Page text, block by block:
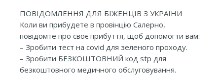
ПОВІДОМЛЕННЯ ДЛЯ БІЖЕНЦІВ З УКРАЇНИ
Коли ви прибудете в провінцію Салерно,
повідомте про своє прибуття, щоб допомогти вам:
– Зробити тест на covid для зеленого проходу.
– Зробити БЕЗКОШТОВНИЙ код stp для
безкоштовного медичного обслуговування.